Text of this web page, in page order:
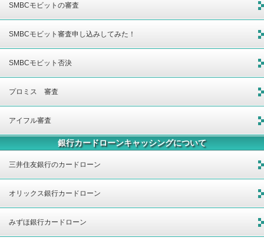
SMBCモビットの審査
SMBCモビット審査申し込みしてみた！
SMBCモビット否決
プロミス 審査
アイフル審査
銀行カードローンキャッシングについて
三井住友銀行のカードローン
オリックス銀行カードローン
みずほ銀行カードローン